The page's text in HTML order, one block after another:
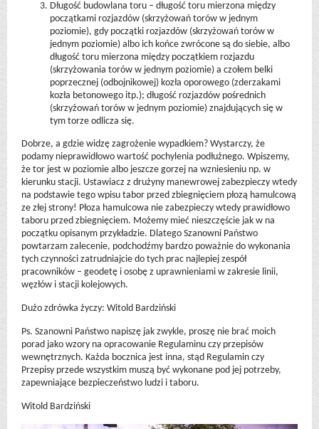
Długość budowlana toru – długość toru mierzona między
początkami rozjazdów (skrzyżowań torów w jednym
poziomie), gdy początki rozjazdów (skrzyżowań torów w
jednym poziomie) albo ich końce zwrócone są do siebie, albo
długość toru mierzona między początkiem rozjazdu
(skrzyżowania torów w jednym poziomie) a czołem belki
poprzecznej (odbojnikowej) kozła oporowego (zderzakami
kozła betonowego itp.); długość rozjazdów pośrednich
(skrzyżowań torów w jednym poziomie) znajdujących się w
tym torze odlicza się.
Dobrze, a gdzie widzę zagrożenie wypadkiem? Wystarczy, że
podamy nieprawidłowo wartość pochylenia podłużnego. Wpiszemy,
że tor jest w poziomie albo jeszcze gorzej na wzniesieniu np. w
kierunku stacji. Ustawiacz z drużyny manewrowej zabezpieczy wtedy
na podstawie tego wpisu tabor przed zbiegnięciem płozą hamulcową
ze złej strony! Płoza hamulcowa nie zabezpieczy wtedy prawidłowo
taboru przed zbiegnięciem. Możemy mieć nieszczęście jak w na
początku opisanym przykładzie. Dlatego Szanowni Państwo
powtarzam zalecenie, podchodźmy bardzo poważnie do wykonania
tych czynności zatrudniajcie do tych prac najlepiej zespół
pracowników – geodetę i osobę z uprawnieniami w zakresie linii,
węzłów i stacji kolejowych.
Dużo zdrówka życzy: Witold Bardziński
Ps. Szanowni Państwo napiszę jak zwykle, proszę nie brać moich
porad jako wzory na opracowanie Regulaminu czy przepisów
wewnętrznych. Każda bocznica jest inna, stąd Regulamin czy
Przepisy przede wszystkim muszą być wykonane pod jej potrzeby,
zapewniające bezpieczeństwo ludzi i taboru.
Witold Bardziński